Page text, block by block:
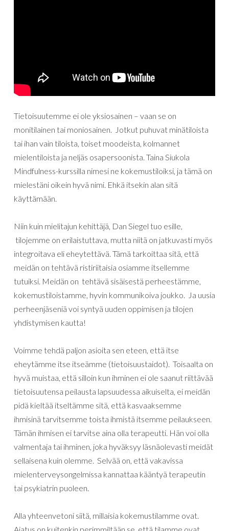
Tietoisuutemme ei ole yksiosainen – vaan se on
monitilainen tai moniosainen. Jotkut puhuvat minätiloista
tai ihan vain tiloista, toiset moodeista, kolmannet
mielentiloista ja neljäs osapersoonista. Taina Siukola
Mindfulness-kurssilla nimesi ne kokemustiloiksi, ja tämä on
mielestäni oikein hyvä nimi. Ehkä itsekin alan sitä
käyttämään.
Niin kuin mielitajun kehittäjä, Dan Siegel tuo esille,
tilojemme on erilaistuttava, mutta niitä on jatkuvasti myös
integroitava eli eheytettävä. Tämä tarkoittaa sitä, että
meidän on tehtävä ristiriitaisia osiamme itsellemme
tutuiksi. Meidän on tehtävä sisäisestä perheestämme,
kokemustiloistamme, hyvin kommunikoiva joukko. Ja uusia
perheenjäseniä voi syntyä uuden oppimisen ja tilojen
yhdistymisen kautta!
Voimme tehdä paljon asioita sen eteen, että itse
eheytämme itse itseämme (tietoisuustaidot). Toisaalta on
hyvä muistaa, että silloin kun ihminen ei ole saanut riittävää
tietoisuutensa peilausta lapsuudessa aikuiselta, ei meidän
pidä kieltää itseltämme sitä, että kasvaaksemme
ihmisinä tarvitsemme toista ihmistä itsemme peilaukseen.
Tämän ihmisen ei tarvitse aina olla terapeutti. Hän voi olla
valmentaja tai ihminen, joka hyväksyy läsnäolevasti meidät
sellaisena kuin olemme. Selvää on, että vakavissa
mielenterveysongelmissa kannattaa kääntyä terapeutin
tai psykiatrin puoleen.
Alla yhteenvetoni siitä, millaisia kokemustilamme ovat.